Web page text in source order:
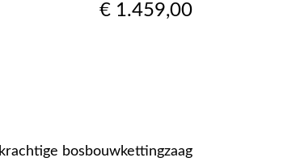
€ 1.459,00
bosbouwkettingzaag